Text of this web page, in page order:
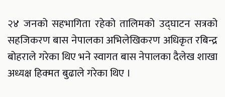
२४ जनको सहभागिता रहेको तालिमको उद्घाटन सत्रको
सहजिकरण बास नेपालका अभिलेखिकरण अधिकृत रबिन्द्र
बोहराले गरेका थिए भने स्वागत बास नेपालका दैलेख शाखा
अध्यक्ष हिक्मत बुढाले गरेका थिए ।